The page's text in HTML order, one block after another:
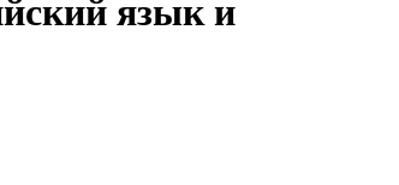
язык и